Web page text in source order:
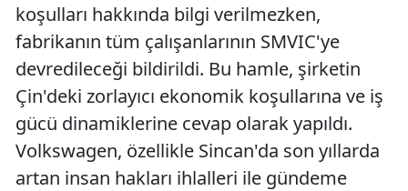
koşulları hakkında bilgi verilmezken,
fabrikanın tüm çalışanlarının SMVIC'ye
devredileceği bildirildi. Bu hamle, şirketin
Çin'deki zorlayıcı ekonomik koşullarına ve iş
gücü dinamiklerine cevap olarak yapıldı.
Volkswagen, özellikle Sincan'da son yıllarda
artan insan hakları ihlalleri ile gündeme